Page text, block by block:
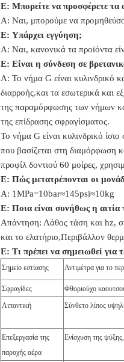
Ε: Μπορείτε να προσφέρετε τα
Α: Ναι, μπορούμε να
Ε: Υπάρχει εγγύηση;
Α: Ναι, κανονικά τα προϊόντα
Ε: Είναι η σύνδεση σε
Α: Το νήμα G είναι κυλινδρικό
διαρροής.και τα εσωτερικά και
της παραμόρφωσης των νήμων
της επίδρασης σφραγίσματος.
Το νήμα G είναι κυλινδρικό
που βασίζεται στη διαμόρφωση
προφίλ δοντιού 60 μοίρες,
Ε: Πώς μετατρέπονται οι
Α: 1MPa=10bar≈145psi≈10kg
Ε: Ποια είναι συνήθως η
Απάντηση: Λάθος τάση και hz,
και το ελατήριο,Περιβάλλον
Ε: Τι πρέπει να σημειωθεί για
Σημείο εστίασης Αντιμέτρα για το
Σφραγίδες Φθοριούχο
Λιπαντική
Σύνθετο λίπος
Επεξεργασία της
παροχής αέρα
Ενίσχυση της